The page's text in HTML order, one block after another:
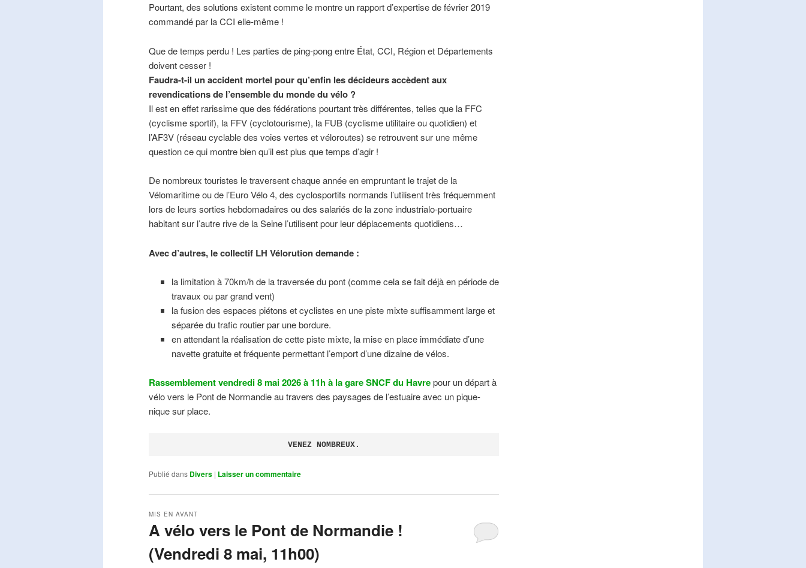
Pourtant, des solutions existent comme le montre un rapport d’expertise de février 2019
commandé par la CCI elle-même !
Que de temps perdu ! Les parties de ping-pong entre État, CCI, Région et Départements
doivent cesser !
Faudra-t-il un accident mortel pour qu’enfin les décideurs accèdent aux
revendications de l’ensemble du monde du vélo ?
Il est en effet rarissime que des fédérations pourtant très différentes, telles que la FFC
(cyclisme sportif), la FFV (cyclotourisme), la FUB (cyclisme utilitaire ou quotidien) et
l’AF3V (réseau cyclable des voies vertes et véloroutes) se retrouvent sur une même
question ce qui montre bien qu’il est plus que temps d’agir !
De nombreux touristes le traversent chaque année en empruntant le trajet de la
Vélomaritime ou de l’Euro Vélo 4, des cyclosportifs normands l’utilisent très fréquemment
lors de leurs sorties hebdomadaires ou des salariés de la zone industrialo-portuaire
habitant sur l’autre rive de la Seine l’utilisent pour leur déplacements quotidiens…
Avec d’autres, le collectif LH Vélorution demande :
la limitation à 70km/h de la traversée du pont (comme cela se fait déjà en période de
travaux ou par grand vent)
la fusion des espaces piétons et cyclistes en une piste mixte suffisamment large et
séparée du trafic routier par une bordure.
en attendant la réalisation de cette piste mixte, la mise en place immédiate d’une
navette gratuite et fréquente permettant l’emport d’une dizaine de vélos.
Rassemblement vendredi 8 mai 2026 à 11h à la gare SNCF du Havrepour un départ à
vélo vers le Pont de Normandie au travers des paysages de l’estuaire avec un pique-
nique sur place.
VENEZ NOMBREUX.
Publié dans Divers | Laisser un commentaire
A vélo vers le Pont de Normandie !
(Vendredi 8 mai, 11h00)
MIS EN AVANT